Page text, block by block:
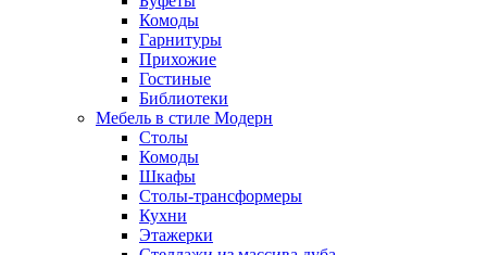
Комоды
Гарнитуры
Прихожие
Гостиные
Библиотеки
Мебель в стиле Модерн
Столы
Комоды
Шкафы
Столы-трансформеры
Кухни
Этажерки